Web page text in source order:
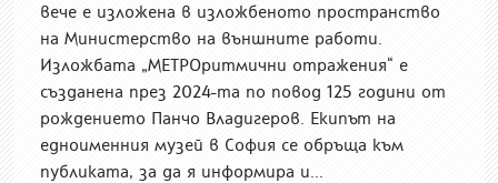
вече е изложена в изложбеното пространство
на Министерство на външните работи.
Изложбата „МЕТРОритмични отражения“ е
създанена през 2024-та по повод 125 години от
рождението Панчо Владигеров. Екипът на
едноименния музей в София се обръща към
публиката, за да я информира и...